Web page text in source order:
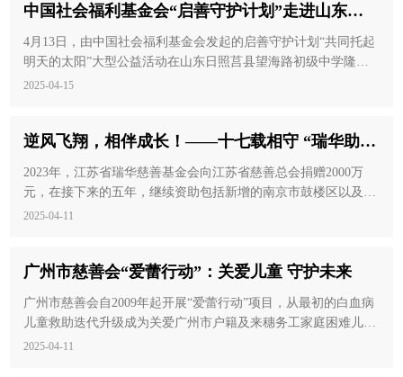
中国社会福利基金会“启善守护计划”走进山东日
照莒县望海中学
4月13日，由中国社会福利基金会发起的启善守护计划“共同托起
明天的太阳”大型公益活动在山东日照莒县望海路初级中学隆重
举行。学校师生、家长共六百余人齐聚一堂，共同见证这场意义
2025-04-15
逆风飞翔，相伴成长！——十七载相守 “瑞华助
孤”项目照亮求学路
2023年，江苏省瑞华慈善基金会向江苏省慈善总会捐赠2000万
元，在接下来的五年，继续资助包括新增的南京市鼓楼区以及以
往资助的共13个县（市、区）的困难家庭孤儿和事实孤儿，帮助
2025-04-11
广州市慈善会“爱蕾行动”：关爱儿童 守护未来
广州市慈善会自2009年起开展“爱蕾行动”项目，从最初的白血病
儿童救助迭代升级成为关爱广州市户籍及来穗务工家庭困难儿
童，提供助学、助医、心理健康等帮扶，并开展困境儿童相关的
2025-04-11